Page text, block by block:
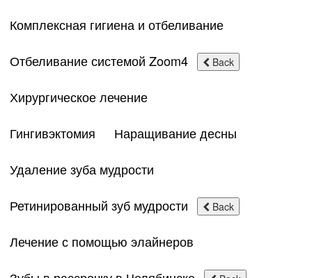
Комплексная гигиена и отбеливание
Отбеливание системой Zoom4
Back
Хирургическое лечение
Гингивэктомия
Наращивание десны
Удаление зуба мудрости
Ретинированный зуб мудрости
Back
Лечение с помощью элайнеров